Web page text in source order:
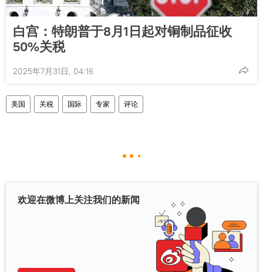
白宫：特朗普于8月1日起对铜制品征收
50%关税
2025年7月31日, 04:16
美国 关税 国际 专家 评论
欢迎在微博上关注我们的新闻